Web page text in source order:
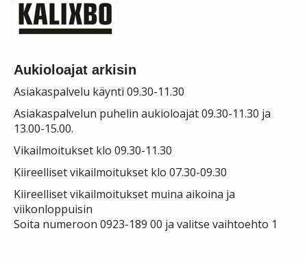
Aukioloajat arkisin
Asiakaspalvelu käynti 09.30-11.30
Asiakaspalvelun puhelin aukioloajat 09.30-11.30 ja
13.00-15.00.
Vikailmoitukset klo 09.30-11.30
Kiireelliset vikailmoitukset klo 07.30-09.30
Kiireelliset vikailmoitukset muina aikoina ja
viikonloppuisin
Soita numeroon 0923-189 00 ja valitse vaihtoehto 1